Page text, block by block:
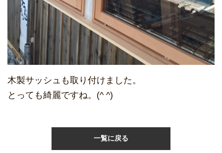
木製サッシュも取り付けました。
とっても綺麗ですね。(^ ^)
一覧に戻る